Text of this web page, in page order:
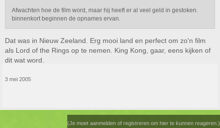
Afwachten hoe de film word, maar hij heeft er al veel geld in gestoken.
binnenkort beginnen de opnames ervan.
Dat was in Nieuw Zeeland. Erg mooi land en perfect om zo'n film
als Lord of the Rings op te nemen. King Kong, gaar, eens kijken of
dit wat word.
3 mei 2005
(Je moet aanmelden of registreren om hier te kunnen reageren.)